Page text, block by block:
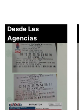
Desde Las
Agencias